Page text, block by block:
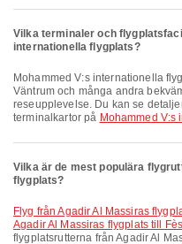
Vilka terminaler och
internationella flygplats?
Mohammed V:s internationella flygplats erbjuder Rullstol, Shuttle-buss,
Väntrum och många andra
reseupplevelse. Du kan se
terminalkartor på Mohammed V:s
Vilka är de mest populära
flygplats?
Flyg från Agadir Al Massiras
Agadir Al Massiras flygplats till
flygplatsrutterna från Agadir Al